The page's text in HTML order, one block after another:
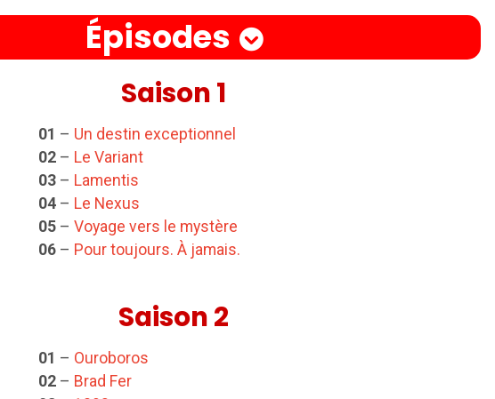
Épisodes
Saison 1
01 – Un destin exceptionnel
02 – Le Variant
03 – Lamentis
04 – Le Nexus
05 –Voyage vers le mystère
06 – Pour toujours. À jamais.
Saison 2
01 – Ouroboros
02 – Brad Fer